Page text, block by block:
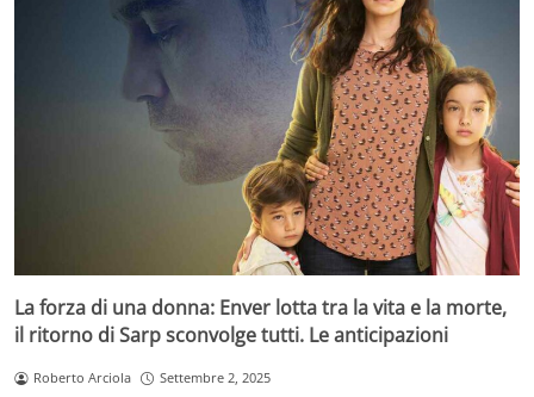
La forza di una donna: Enver lotta tra la vita e la morte,
il ritorno di Sarp sconvolge tutti. Le anticipazioni
Roberto Arciola Settembre 2, 2025